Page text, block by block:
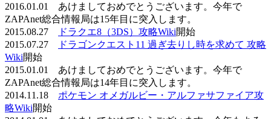
2016.01.01 あけましておめでとうございます。今年で
ZAPAnet総合情報局は15年目に突入します。
2015.08.27
ドラクエ8（3DS）攻略Wiki開始
2015.07.27
ドラゴンクエスト11 過ぎ去りし時を求めて 攻略
Wiki開始
2015.01.01 あけましておめでとうございます。今年で
ZAPAnet総合情報局は14年目に突入します。
2014.11.18 ポケモン オメガルビー・アルファサファイア攻
略Wiki開始